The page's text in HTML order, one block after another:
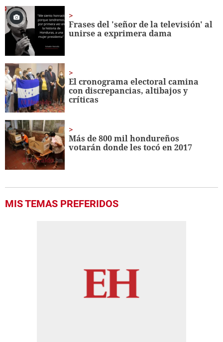
3
minutes,
20
seconds
Frases del 'señor de la televisión' al
unirse a exprimera dama
El cronograma electoral camina
con discrepancias, altibajos y
críticas
Más de 800 mil hondureños
votarán donde les tocó en 2017
MIS TEMAS PREFERIDOS